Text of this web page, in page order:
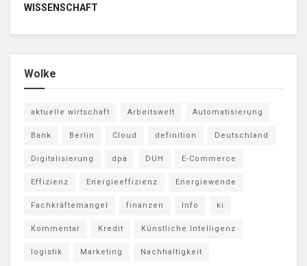
WISSENSCHAFT
Wolke
aktuelle wirtschaft Arbeitswelt Automatisierung
Bank Berlin Cloud definition Deutschland
Digitalisierung dpa DUH E-Commerce
Effizienz Energieeffizienz Energiewende
Fachkräftemangel finanzen Info ki
Kommentar Kredit Künstliche Intelligenz
logistik Marketing Nachhaltigkeit